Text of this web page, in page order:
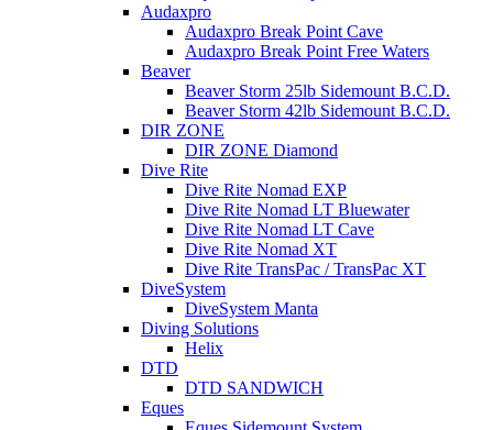
Audaxpro
Audaxpro Break Point Cave
Audaxpro Break Point Free Waters
Beaver
Beaver Storm 25lb Sidemount B.C.D.
Beaver Storm 42lb Sidemount B.C.D.
DIR ZONE
DIR ZONE Diamond
Dive Rite
Dive Rite Nomad EXP
Dive Rite Nomad LT Bluewater
Dive Rite Nomad LT Cave
Dive Rite Nomad XT
Dive Rite TransPac / TransPac XT
DiveSystem
DiveSystem Manta
Diving Solutions
Helix
DTD
DTD SANDWICH
Eques